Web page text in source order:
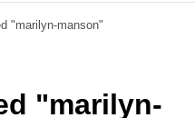
"marilyn-manson"
"marilyn-